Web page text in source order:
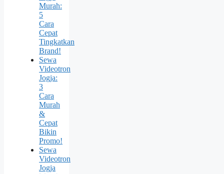
Murah:
5
Cara
Cepat
Tingkatkan
Brand!
Sewa
Videotron
Jogja:
3
Cara
Murah
&
Cepat
Bikin
Promo!
Sewa
Videotron
Jogja